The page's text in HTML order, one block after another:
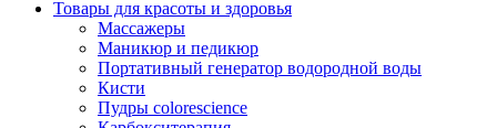
Товары для красоты и здоровья
Массажеры
Маникюр и педикюр
Портативный генератор водородной воды
Кисти
Пудры colorescience